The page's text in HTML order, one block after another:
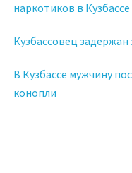
наркотиков в Кузбассе
Кузбассовец
В Кузбассе мужчину
конопли